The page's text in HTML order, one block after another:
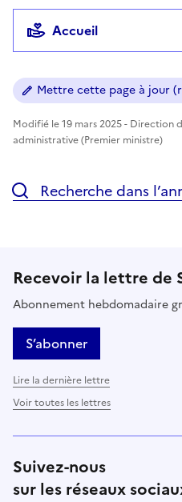
Accueil
Mettre cette page à jour
Modifié le 19 mars 2025 - Direction
administrative (Premier ministre)
Recherche dans
Recevoir la lettre de
Abonnement hebdomadaire
S’abonner
Lire la dernière lettre
Voir toutes les lettres
Suivez-nous
sur les réseaux